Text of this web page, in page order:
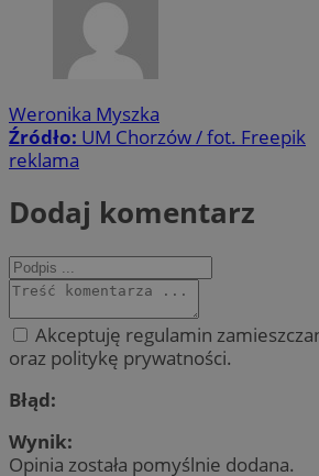
Weronika Myszka
Źródło: UM Chorzów / fot. Freepik
reklama
Dodaj komentarz
Akceptuję regulamin
oraz politykę prywatności.
Błąd:
Wynik:
Opinia została pomyślnie dodana.